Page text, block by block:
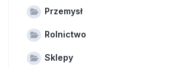
Przemysł
Rolnictwo
Sklepy